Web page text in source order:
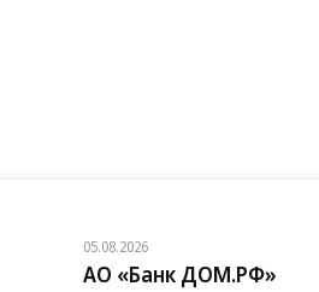
05.08.2026
АО «Банк ДОМ.РФ»